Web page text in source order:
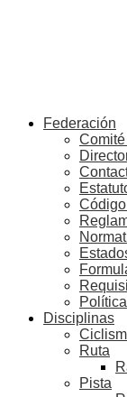
Federación
Disciplinas
Ruta
Pista